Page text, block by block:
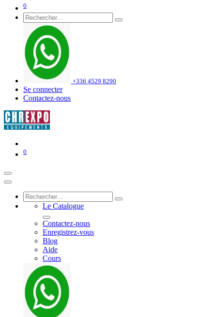
0
+336 4529 8290
Se connecter
Contactez-nous
0
Le Catalogue
Contactez-nous
Enregistrez-vous
Blog
Aide
Cours